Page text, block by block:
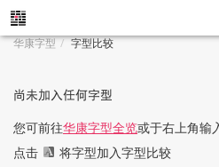
华康字型 字型比较
尚未加入任何字型
您可前往华康字型全览或于右上角输
点击
将字型加入字型比较